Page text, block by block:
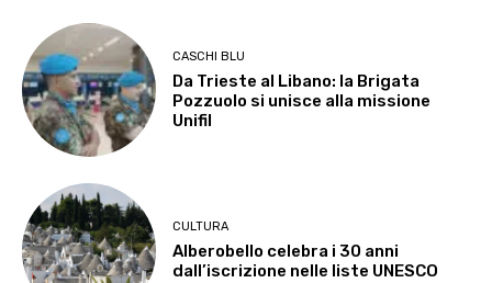
CASCHI BLU
Da Trieste al Libano: la Brigata
Pozzuolo si unisce alla missione
Unifil
CULTURA
Alberobello celebra i 30 anni
dall’iscrizione nelle liste UNESCO